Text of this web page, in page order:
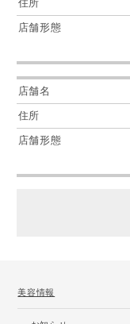
美容情報